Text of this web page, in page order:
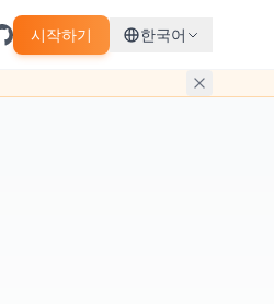
시작하기 한국어